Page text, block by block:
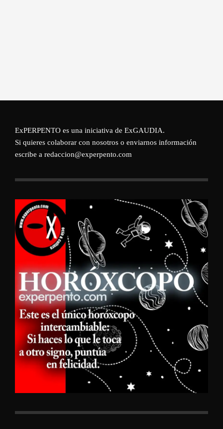
ExPERPENTO es una iniciativa de ExGAUDIA.
Si quieres colaborar con nosotros o enviarnos información
escribe a redaccion@experpento.com